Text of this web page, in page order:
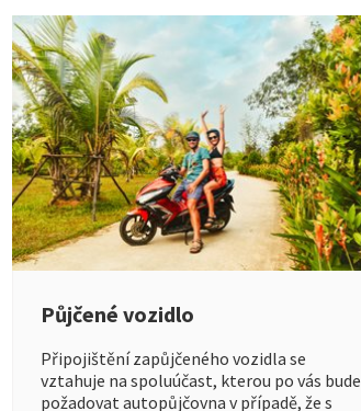
Půjčené vozidlo
Připojištění zapůjčeného vozidla se
vztahuje na spoluúčast, kterou po vás bude
požadovat autopůjčovna v případě, že s